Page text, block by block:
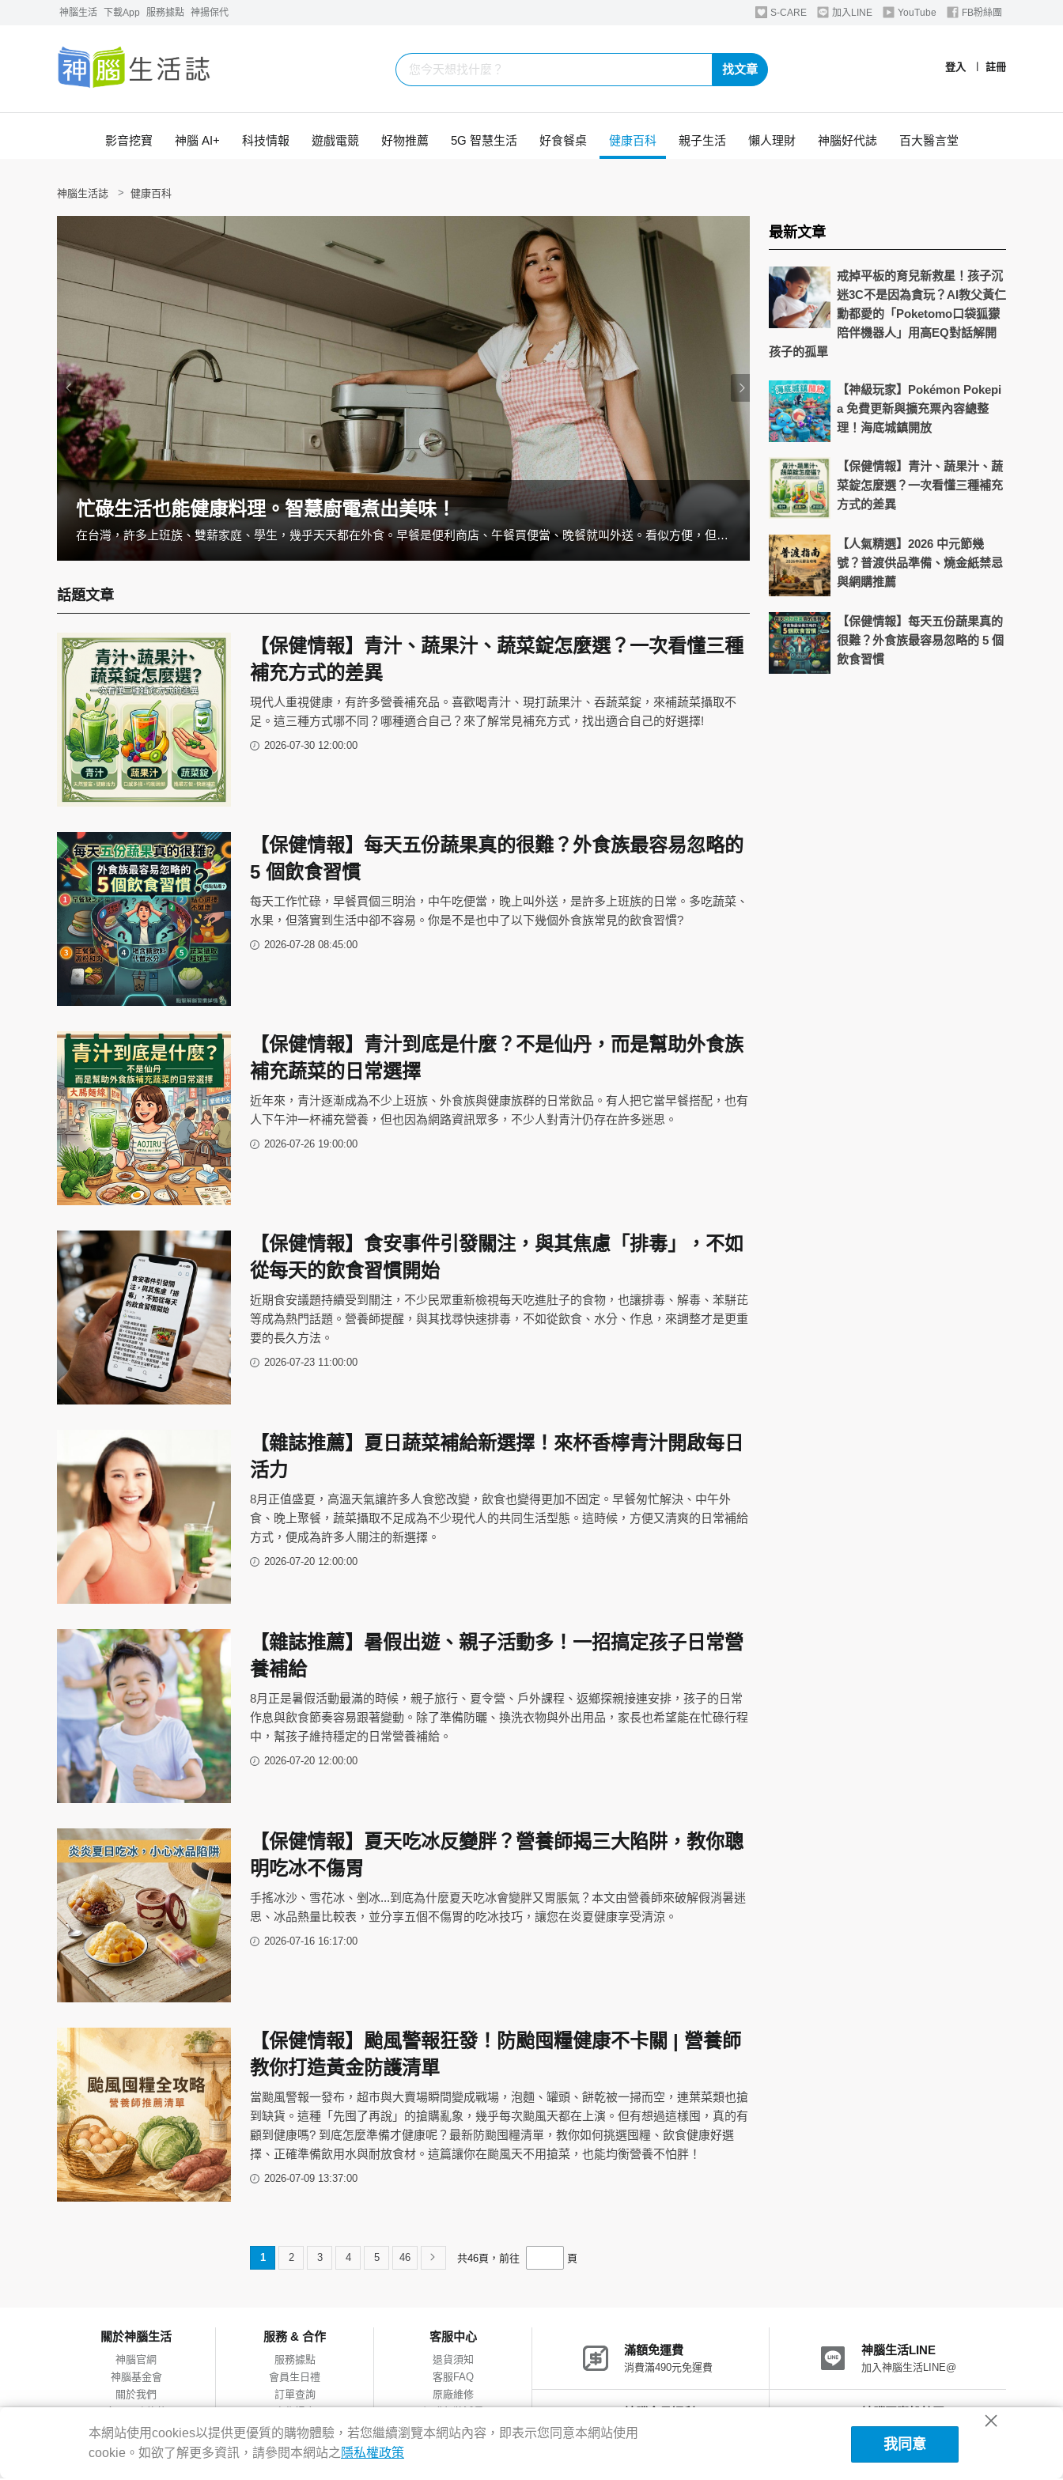
神腦生活 下載App 服務據點 神揚保代 S-CARE 加入LINE YouTube FB粉絲團
登入 註冊
找文章
影音挖寶 神腦 AI+ 科技情報 遊戲電競 好物推薦 5G 智慧生活 好食餐桌 健康百科 親子生活 懶人理財 神腦好代誌 百大醫言堂
神腦生活誌 健康百科
忙碌生活也能健康料理。智慧廚電煮出美味！
在台灣，許多上班族、雙薪家庭、學生，幾乎天天都在外食。早餐是便利商店、午餐買便當、晚餐就叫外送。看似方便，但吃久了不是油膩過量、就是營養失衡，很多人都想吃得健康，但就是沒辦法。 其實根本問題不是「想不想煮」，而是 「煮飯耗時太長」。這也是為什麼近幾年廚房小家電愈來愈受到歡迎，因為它們能把「煮飯」變得更快速、簡單，甚至比外食還要方便。
天天盯螢幕好累？4招找回晶亮舒
話題文章
【保健情報】青汁、蔬果汁、蔬菜錠怎麼選？一次看懂三種
補充方式的差異
現代人重視健康，有許多營養補充品。喜歡喝青汁、現打蔬果汁、吞蔬菜錠，來補蔬菜攝取不
足。這三種方式哪不同？哪種適合自己？來了解常見補充方式，找出適合自己的好選擇!
2026-07-30 12:00:00
【保健情報】每天五份蔬果真的很難？外食族最容易忽略的
5 個飲食習慣
每天工作忙碌，早餐買個三明治，中午吃便當，晚上叫外送，是許多上班族的日常。多吃蔬菜、
水果，但落實到生活中卻不容易。你是不是也中了以下幾個外食族常見的飲食習慣?
2026-07-28 08:45:00
【保健情報】青汁到底是什麼？不是仙丹，而是幫助外食族
補充蔬菜的日常選擇
近年來，青汁逐漸成為不少上班族、外食族與健康族群的日常飲品。有人把它當早餐搭配，也有
人下午沖一杯補充營養，但也因為網路資訊眾多，不少人對青汁仍存在許多迷思。
2026-07-26 19:00:00
【保健情報】食安事件引發關注，與其焦慮「排毒」，不如
從每天的飲食習慣開始
近期食安議題持續受到關注，不少民眾重新檢視每天吃進肚子的食物，也讓排毒、解毒、苯駢芘
等成為熱門話題。營養師提醒，與其找尋快速排毒，不如從飲食、水分、作息，來調整才是更重
要的長久方法。
2026-07-23 11:00:00
【雜誌推薦】夏日蔬菜補給新選擇！來杯香檸青汁開啟每日
活力
8月正值盛夏，高溫天氣讓許多人食慾改變，飲食也變得更加不固定。早餐匆忙解決、中午外
食、晚上聚餐，蔬菜攝取不足成為不少現代人的共同生活型態。這時候，方便又清爽的日常補給
方式，便成為許多人關注的新選擇。
2026-07-20 12:00:00
【雜誌推薦】暑假出遊、親子活動多！一招搞定孩子日常營
養補給
8月正是暑假活動最滿的時候，親子旅行、夏令營、戶外課程、返鄉探親接連安排，孩子的日常
作息與飲食節奏容易跟著變動。除了準備防曬、換洗衣物與外出用品，家長也希望能在忙碌行程
中，幫孩子維持穩定的日常營養補給。
2026-07-20 12:00:00
【保健情報】夏天吃冰反變胖？營養師揭三大陷阱，教你聰
明吃冰不傷胃
手搖冰沙、雪花冰、剉冰...到底為什麼夏天吃冰會變胖又胃脹氣？本文由營養師來破解假消暑迷
思、冰品熱量比較表，並分享五個不傷胃的吃冰技巧，讓您在炎夏健康享受清涼。
2026-07-16 16:17:00
【保健情報】颱風警報狂發！防颱囤糧健康不卡關 | 營養師
教你打造黃金防護清單
當颱風警報一發布，超市與大賣場瞬間變成戰場，泡麵、罐頭、餅乾被一掃而空，連葉菜類也搶
到缺貨。這種「先囤了再說」的搶購亂象，幾乎每次颱風天都在上演。但有想過這樣囤，真的有
顧到健康嗎? 到底怎麼準備才健康呢？最新防颱囤糧清單，教你如何挑選囤糧、飲食健康好選
擇、正確準備飲用水與耐放食材。這篇讓你在颱風天不用搶菜，也能均衡營養不怕胖！
2026-07-09 13:37:00
1 2 3 4 5 46 共46頁，前往 頁
最新文章
戒掉平板的育兒新救星！孩子沉
迷3C不是因為貪玩？AI教父黃仁
勳都愛的「Poketomo口袋狐獴
陪伴機器人」用高EQ對話解開
孩子的孤單
【神級玩家】Pokémon Pokepi
a 免費更新與擴充票內容總整
理！海底城鎮開放
【保健情報】青汁、蔬果汁、蔬
菜錠怎麼選？一次看懂三種補充
方式的差異
【人氣精選】2026 中元節幾
號？普渡供品準備、燒金紙禁忌
與網購推薦
【保健情報】每天五份蔬果真的
很難？外食族最容易忽略的 5 個
飲食習慣
關於神腦生活
神腦官網
神腦基金會
關於我們
會員服務條款
隱私權政策
網站導覽
服務 & 合作
服務據點
會員生日禮
訂單查詢
合作提案
客服中心
退貨須知
客服FAQ
原廠維修
網購包裝減量
滿額免運費
消費滿490元免運費
神腦生活LINE
加入神腦生活LINE@
會員獨享優惠 加入FB粉絲團
本網站使用cookies以提供更優質的購物體驗，若您繼續瀏覽本網站內容，即表示您同意本網站使用
cookie。如欲了解更多資訊，請參閱本網站之 隱私權政策
我同意